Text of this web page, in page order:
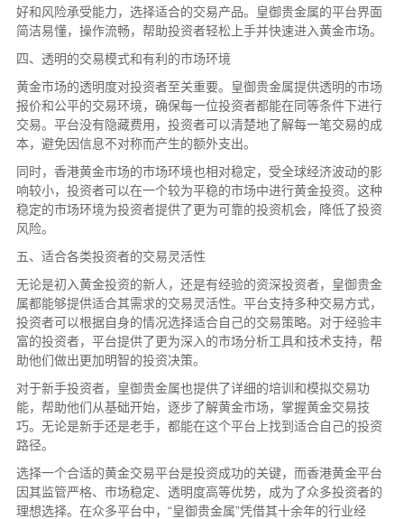
好和风险承受能力，选择适合的交易产品。皇御贵金属的平台界面
简洁易懂，操作流畅，帮助投资者轻松上手并快速进入黄金市场。
四、透明的交易模式和有利的市场环境
黄金市场的透明度对投资者至关重要。皇御贵金属提供透明的市场
报价和公平的交易环境，确保每一位投资者都能在同等条件下进行
交易。平台没有隐藏费用，投资者可以清楚地了解每一笔交易的成
本，避免因信息不对称而产生的额外支出。
同时，香港黄金市场的市场环境也相对稳定，受全球经济波动的影
响较小，投资者可以在一个较为平稳的市场中进行黄金投资。这种
稳定的市场环境为投资者提供了更为可靠的投资机会，降低了投资
风险。
五、适合各类投资者的交易灵活性
无论是初入黄金投资的新人，还是有经验的资深投资者，皇御贵金
属都能够提供适合其需求的交易灵活性。平台支持多种交易方式，
投资者可以根据自身的情况选择适合自己的交易策略。对于经验丰
富的投资者，平台提供了更为深入的市场分析工具和技术支持，帮
助他们做出更加明智的投资决策。
对于新手投资者，皇御贵金属也提供了详细的培训和模拟交易功
能，帮助他们从基础开始，逐步了解黄金市场，掌握黄金交易技
巧。无论是新手还是老手，都能在这个平台上找到适合自己的投资
路径。
选择一个合适的黄金交易平台是投资成功的关键，而香港黄金平台
因其监管严格、市场稳定、透明度高等优势，成为了众多投资者的
理想选择。在众多平台中，“皇御贵金属”凭借其十余年的行业经